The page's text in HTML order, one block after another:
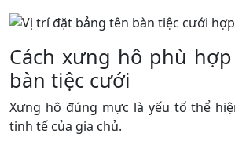
Cách xưng hô phù
bàn tiệc cưới
Xưng hô đúng mực là yếu tố thể
tinh tế của gia chủ.